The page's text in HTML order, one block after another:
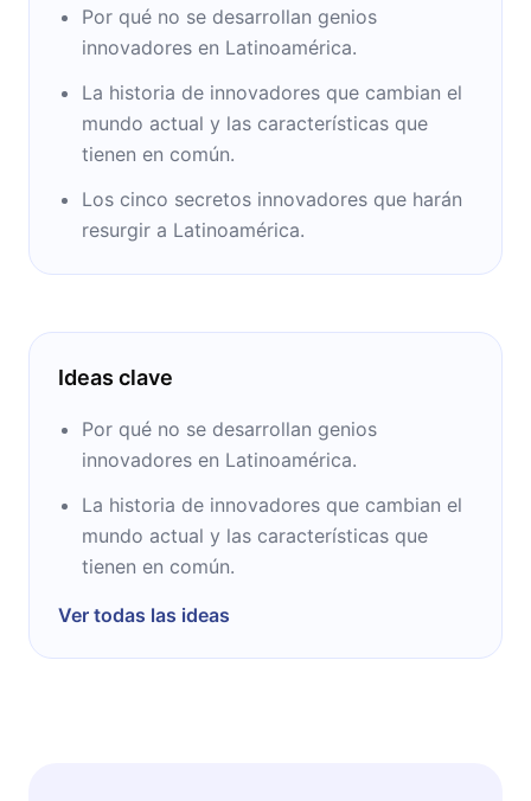
Por qué no se desarrollan genios
innovadores en Latinoamérica.
La historia de innovadores que cambian el
mundo actual y las características que
tienen en común.
Los cinco secretos innovadores que harán
resurgir a Latinoamérica.
Ideas clave
Por qué no se desarrollan genios
innovadores en Latinoamérica.
La historia de innovadores que cambian el
mundo actual y las características que
tienen en común.
Ver todas las ideas